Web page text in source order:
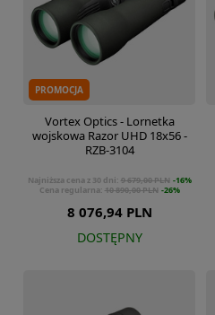
PROMOCJA
Vortex Optics - Lornetka
wojskowa Razor UHD 18x56 -
RZB-3104
8 076,94 PLN
Najniższa cena z 30 dni: 9 679,00 PLN -16%
Cena regularna: 10 890,00 PLN -26%
DOSTĘPNY